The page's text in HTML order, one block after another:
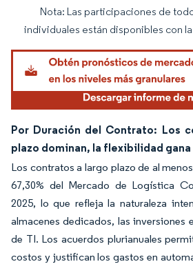
Imagen © Mordor Intelligence. El uso requiere
Nota: Las participaciones de
individuales están disponibles con
Por Duración del Contrato: Los
plazo dominan, la flexibilidad
Los contratos a largo plazo de al
67,30% del Mercado de Logística
2025, lo que refleja la naturaleza
almacenes dedicados, las inversiones
de TI. Los acuerdos plurianuales
costos y justifican los gastos en